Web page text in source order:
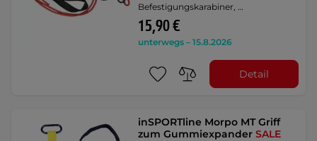
Befestigungskarabiner, …
15,90 €
unterwegs – 15.8.2026
Detail
inSPORTline Morpo MT Griff
zum GummiexpanderSALE